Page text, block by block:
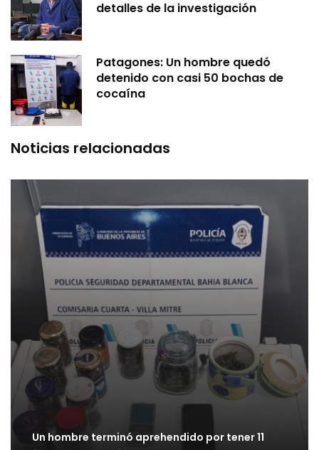
detalles de la investigación
Patagones: Un hombre quedó
detenido con casi 50 bochas de
cocaína
Noticias relacionadas
Un hombre terminó aprehendido por tener 11